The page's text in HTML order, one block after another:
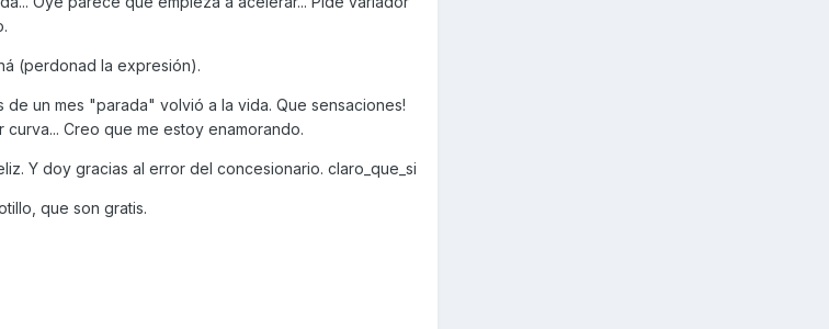
(perdonad la expresión).
un mes "parada" volvió a la vida. Que sensaciones!
Creo que me estoy enamorando.
Y doy gracias al error del concesionario. claro_que_si
que son gratis.